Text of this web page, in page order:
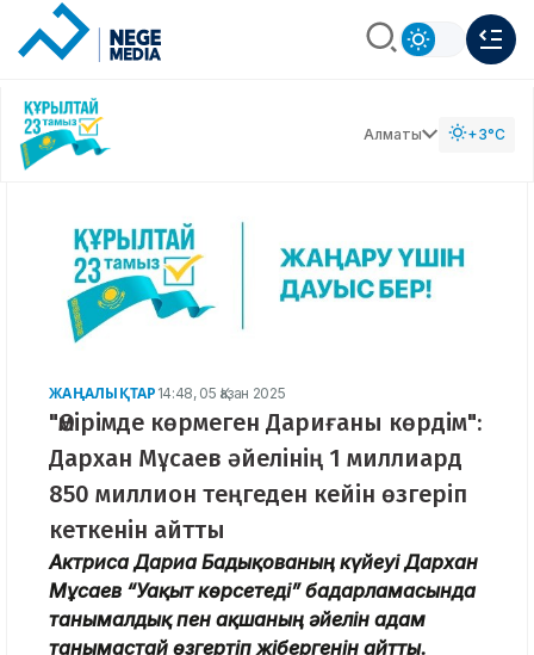
Алматы +3°C
ЖАҢАЛЫҚТАР 14:48, 05 Қазан 2025
"Өмірімде көрмеген Дариғаны көрдім":
Дархан Мұсаев әйелінің 1 миллиард
850 миллион теңгеден кейін өзгеріп
кеткенін айтты
Актриса Дариға Бадықованың күйеуі Дархан
Мұсаев “Уақыт көрсетеді” бағдарламасында
танымалдық пен ақшаның әйелін адам
танымастай өзгертіп жібергенін айтты.